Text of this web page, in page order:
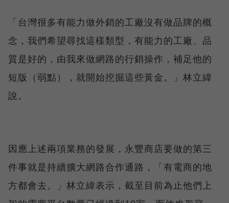
「台灣很多有能力做外銷的工廠沒有做品牌的概
念，我們希望尋找這樣類型，有能力的工廠、品
質是好的，由我來做網路的行銷操作，補足他的
短版（弱點），就開始挖掘這些黃金。」林立緯
說。
因應上述兩項業務的發展，永豐商店要做的第三
件事就是持續擴大網路合作通路，「有電商的地
方都會去。」林立緯表示，截至目前為止他們上